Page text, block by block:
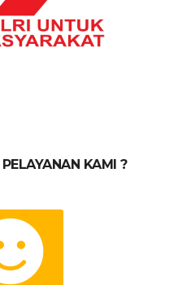
KAMI ?